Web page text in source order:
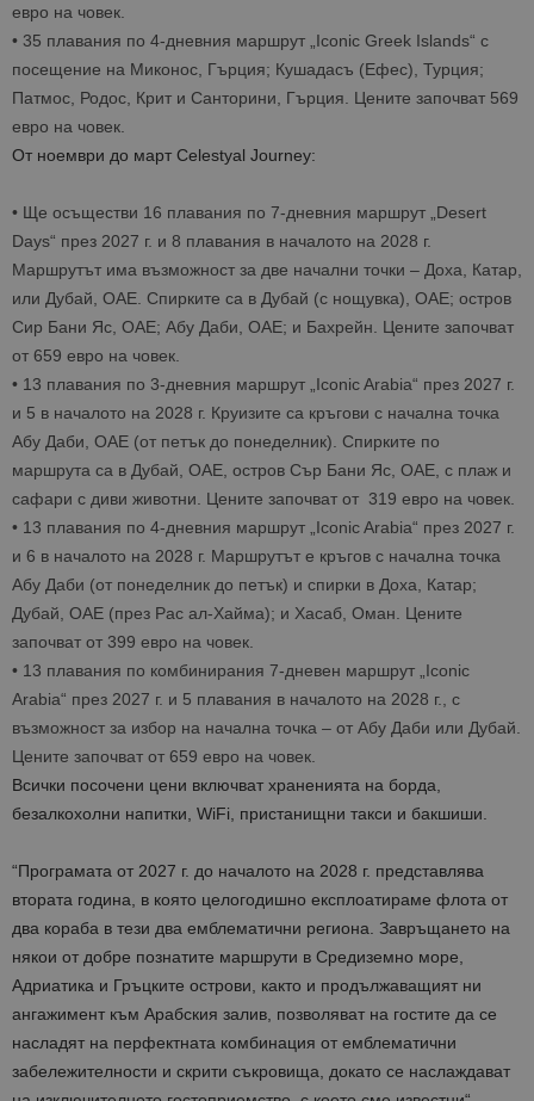
евро на човек.
• 35 плавания по 4-дневния маршрут „Iconic Greek Islands“ с
посещение на Миконос, Гърция; Кушадасъ (Ефес), Турция;
Патмос, Родос, Крит и Санторини, Гърция. Цените започват 569
евро на човек.
От ноември до март Celestyal Journey:
• Ще осъществи 16 плавания по 7-дневния маршрут „Desert
Days“ през 2027 г. и 8 плавания в началото на 2028 г.
Маршрутът има възможност за две начални точки – Доха, Катар,
или Дубай, ОАЕ. Спирките са в Дубай (с нощувка), ОАЕ; остров
Сир Бани Яс, ОАЕ; Абу Даби, ОАЕ; и Бахрейн. Цените започват
от 659 евро на човек.
• 13 плавания по 3-дневния маршрут „Iconic Arabia“ през 2027 г.
и 5 в началото на 2028 г. Круизите са кръгови с начална точка
Абу Даби, ОАЕ (от петък до понеделник). Спирките по
маршрута са в Дубай, ОАЕ, остров Сър Бани Яс, ОАЕ, с плаж и
сафари с диви животни. Цените започват от 319 евро на човек.
• 13 плавания по 4-дневния маршрут „Iconic Arabia“ през 2027 г.
и 6 в началото на 2028 г. Maршрутът е кръгов с начална точка
Абу Даби (от понеделник до петък) и спирки в Доха, Катар;
Дубай, ОАЕ (през Рас ал-Хайма); и Хасаб, Оман. Цените
започват от 399 евро на човек.
• 13 плавания по комбинирания 7-дневен маршрут „Iconic
Arabia“ през 2027 г. и 5 плавания в началото на 2028 г., с
възможност за избор на начална точка – от Абу Даби или Дубай.
Цените започват от 659 евро на човек.
Всички посочени цени включват храненията на борда,
безалкохолни напитки, WiFi, пристанищни такси и бакшиши.
“Програмата от 2027 г. до началото на 2028 г. представлява
втората година, в която целогодишно експлоатираме флота от
два кораба в тези два емблематични региона. Завръщането на
някои от добре познатите маршрути в Средиземно море,
Адриатика и Гръцките острови, както и продължаващият ни
ангажимент към Арабския залив, позволяват на гостите да се
насладят на перфектната комбинация от емблематични
забележителности и скрити съкровища, докато се наслаждават